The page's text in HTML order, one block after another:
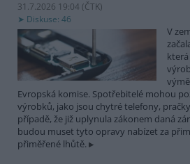
31.7.2026 19:04 (ČTK)
Diskuse: 46
V
Evropská komise. Spotřebitelé mohou
výrobků, jako jsou chytré telefony,
případě, že již uplynula zákonem daná
budou muset tyto opravy nabízet za
přiměřené lhůtě.